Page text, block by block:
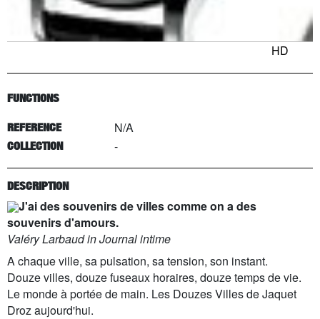
HD
FUNCTIONS
REFERENCE N/A
COLLECTION -
DESCRIPTION
J'ai des souvenirs de villes comme on a des
souvenirs d'amours.
Valéry Larbaud in Journal intime
A chaque ville, sa pulsation, sa tension, son instant.
Douze villes, douze fuseaux horaires, douze temps de vie.
Le monde à portée de main. Les Douzes Villes de Jaquet
Droz aujourd'hui.